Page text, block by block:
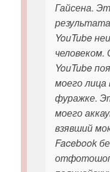
Гайсена.
YouTube
человеком.
YouTube
моего лица
фуражке.
моего
взявший
Facebook